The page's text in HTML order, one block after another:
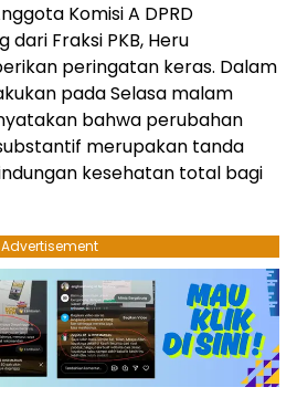
Komisi A DPRD
Fraksi PKB, Heru
peringatan keras. Dalam
pada Selasa malam
bahwa perubahan
merupakan tanda
kesehatan total bagi
Advertisement